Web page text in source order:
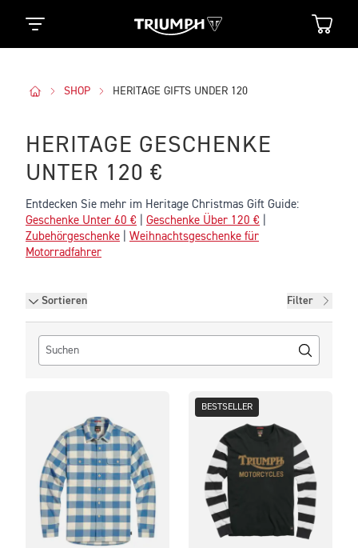
SHOP HERITAGE GIFTS UNDER 120
HERITAGE GESCHENKE
UNTER 120 €
Entdecken Sie mehr im Heritage Christmas Gift Guide:
Geschenke Unter 60 €
Geschenke Über 120 €
Zubehörgeschenke
Weihnachtsgeschenke für
Motorradfahrer
Sortieren Filter
Filter
BESTSELLER